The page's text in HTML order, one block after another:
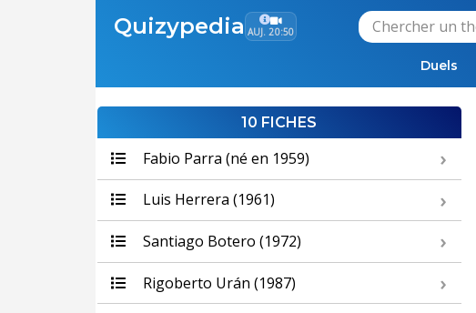
Quizypedia AUJ. 20:50
Duels
10 FICHES
Fabio Parra (né en 1959)
Luis Herrera (1961)
Santiago Botero (1972)
Rigoberto Urán (1987)